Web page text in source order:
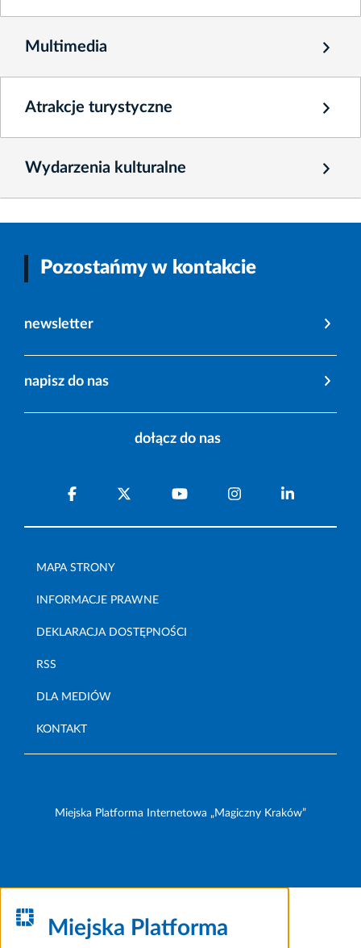
Multimedia
Atrakcje turystyczne
Wydarzenia kulturalne
Pozostańmy w kontakcie
newsletter
napisz do nas
dołącz do nas
MAPA STRONY
INFORMACJE PRAWNE
DEKLARACJA DOSTĘPNOŚCI
RSS
DLA MEDIÓW
KONTAKT
Miejska Platforma Internetowa „Magiczny Kraków”
Miejska Platforma